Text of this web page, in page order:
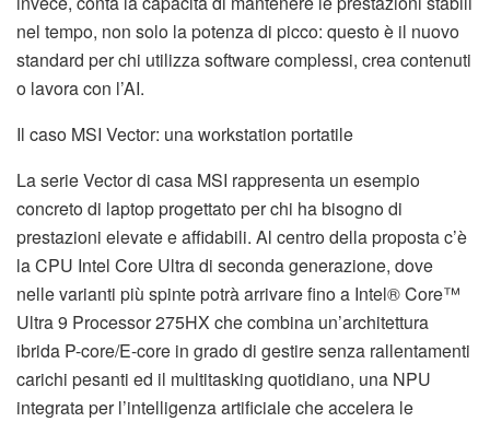
nel tempo, non solo la potenza di picco: questo è il nuovo
standard per chi utilizza software complessi, crea contenuti
o lavora con l’AI.
Il caso MSI Vector: una workstation portatile
La serie Vector di casa MSI rappresenta un esempio
concreto di laptop progettato per chi ha bisogno di
prestazioni elevate e affidabili. Al centro della proposta c’è
la CPU Intel Core Ultra di seconda generazione, dove
nelle varianti più spinte potrà arrivare fino a Intel® Core™
Ultra 9 Processor 275HX che combina un’architettura
ibrida P-core/E-core in grado di gestire senza rallentamenti
carichi pesanti ed il multitasking quotidiano, una NPU
integrata per l’intelligenza artificiale che accelera le